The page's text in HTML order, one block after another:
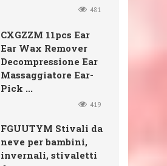
481
CXGZZM 11pcs Ear
Ear Wax Remover
Decompressione Ear
Massaggiatore Ear-
Pick ...
419
FGUUTYM Stivali da
neve per bambini,
invernali, stivaletti